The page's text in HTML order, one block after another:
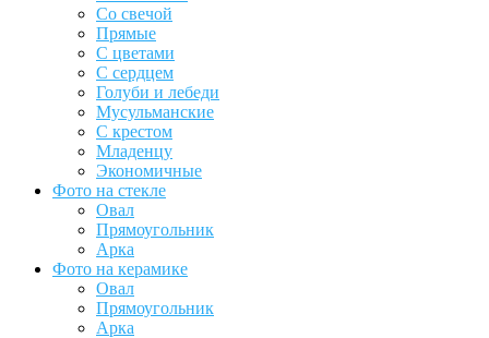
Со свечой
Прямые
С цветами
С сердцем
Голуби и лебеди
Мусульманские
С крестом
Младенцу
Экономичные
Фото на стекле
Овал
Прямоугольник
Арка
Фото на керамике
Овал
Прямоугольник
Арка